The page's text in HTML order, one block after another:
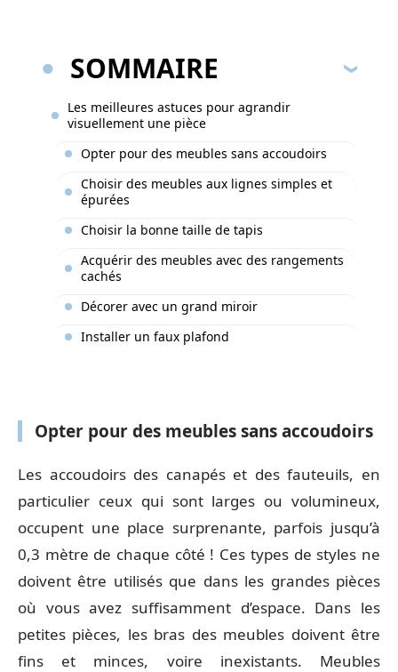
SOMMAIRE
Les meilleures astuces pour agrandir
visuellement une pièce
Opter pour des meubles sans accoudoirs
Choisir des meubles aux lignes simples et
épurées
Choisir la bonne taille de tapis
Acquérir des meubles avec des rangements
cachés
Décorer avec un grand miroir
Installer un faux plafond
Opter pour des meubles sans accoudoirs
Les accoudoirs des canapés et des fauteuils, en
particulier ceux qui sont larges ou volumineux,
occupent une place surprenante, parfois jusqu’à
0,3 mètre de chaque côté ! Ces types de styles ne
doivent être utilisés que dans les grandes pièces
où vous avez suffisamment d’espace. Dans les
petites pièces, les bras des meubles doivent être
fins et minces, voire inexistants. Meubles